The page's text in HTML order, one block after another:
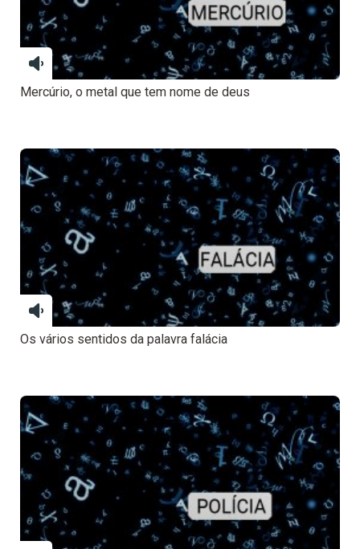
Mercúrio, o metal que tem nome de deus
Os vários sentidos da palavra falácia